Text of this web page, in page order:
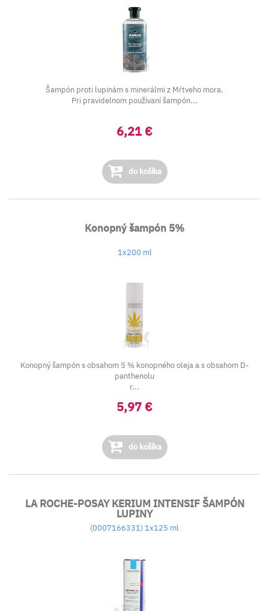
Šampón proti lupinám s minerálmi z Mŕtveho mora.
Pri pravidelnom používaní šampón...
6,21 €
do košíka
Konopný šampón 5%
1x200 ml
Konopný šampón s obsahom 5 % konopného oleja a s obsahom D-
panthenolu
r...
5,97 €
do košíka
LA ROCHE-POSAY KERIUM INTENSIF ŠAMPÓN
LUPINY
(0007166331) 1x125 ml